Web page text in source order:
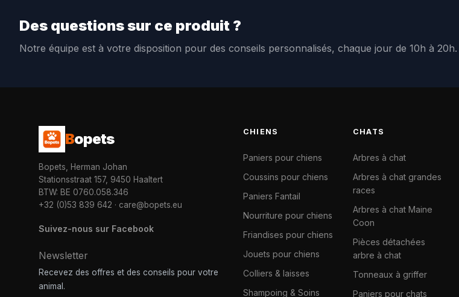
Des questions sur ce produit ?
Notre équipe est à votre disposition pour des conseils personnalisés, chaque jour de 10h à 20h.
Bopets
Bopets, Herman Johan
Stationsstraat 157, 9450 Haaltert
BTW: BE 0760.058.346
+32 (0)53 839 642 · care@bopets.eu
Suivez-nous sur Facebook
Newsletter
Recevez des offres et des conseils pour votre
animal.
CHIENS
Paniers pour chiens
Coussins pour chiens
Paniers Fantail
Nourriture pour chiens
Friandises pour chiens
Jouets pour chiens
Colliers & laisses
Shampoing & Soins
CHATS
Arbres à chat
Arbres à chat grandes
races
Arbres à chat Maine
Coon
Pièces détachées
arbre à chat
Tonneaux à griffer
Paniers pour chats